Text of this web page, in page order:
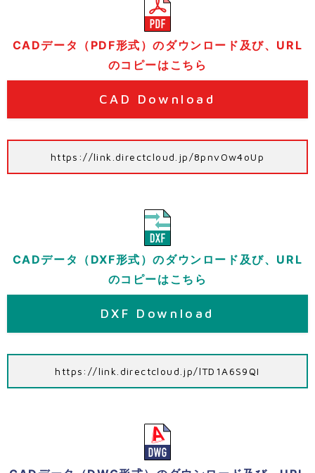
CADデータ（PDF形式）のダウンロード及び、URL
のコピーはこちら
CAD Download
https://link.directcloud.jp/8pnvOw4oUp
CADデータ（DXF形式）のダウンロード及び、URL
のコピーはこちら
DXF Download
https://link.directcloud.jp/lTD1A6S9QI